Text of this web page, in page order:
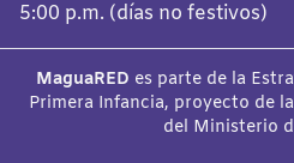
5:00 p.m. (días no festivos)
MaguaRED es parte de la
Primera Infancia, proyecto de
del Ministerio